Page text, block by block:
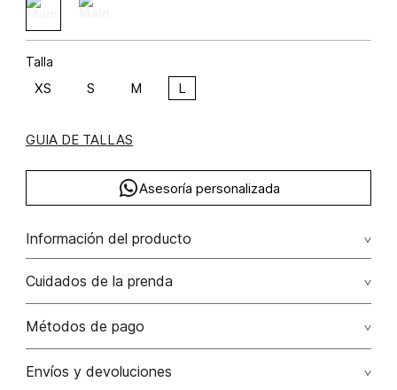
Talla
XS S M L
GUIA DE TALLAS
Asesoría personalizada
Información del producto
Camiseta manga corta macchiato
Composición: ALGODÓN 100%
Cuidados de la prenda
Lavar por separado / lavar separadamente. no remojar -
Métodos de pago
Tarjetas de crédito: Visa, Dinners, Master Card y American
Envíos y devoluciones